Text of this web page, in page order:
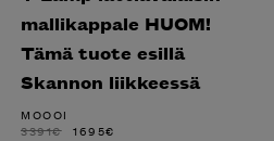
mallikappale HUOM!
Tämä tuote esillä
Skannon liikkeessä
MOOOI
3391€ ALKUPERÄINEN
1695€